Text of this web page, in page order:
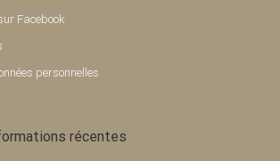
Facebook
personnelles
récentes